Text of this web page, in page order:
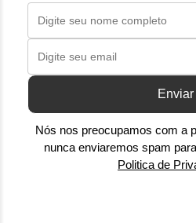
Enviar
Nós nos preocupamos com a
nunca enviaremos spam
Politica de